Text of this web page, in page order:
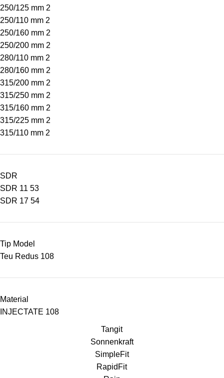
250/125 mm 2
250/110 mm 2
250/160 mm 2
250/200 mm 2
280/110 mm 2
280/160 mm 2
315/200 mm 2
315/250 mm 2
315/160 mm 2
315/225 mm 2
315/110 mm 2
SDR
SDR 11 53
SDR 17 54
Tip Model
Teu Redus 108
Material
INJECTATE 108
Tangit
Sonnenkraft
SimpleFit
RapidFit